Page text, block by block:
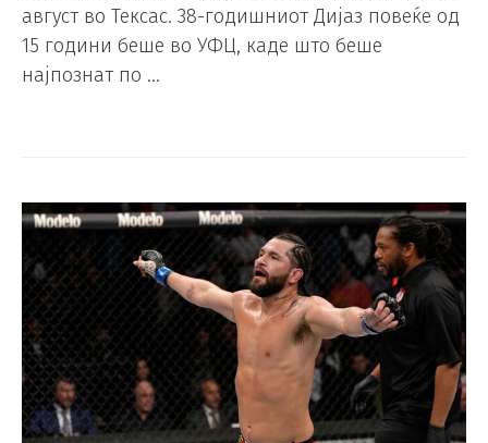
август во Тексас. 38-годишниот Дијаз повеќе од
15 години беше во УФЦ, каде што беше
најпознат по …